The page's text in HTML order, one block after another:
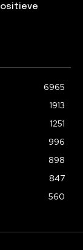
6965
1913
1251
996
898
847
560